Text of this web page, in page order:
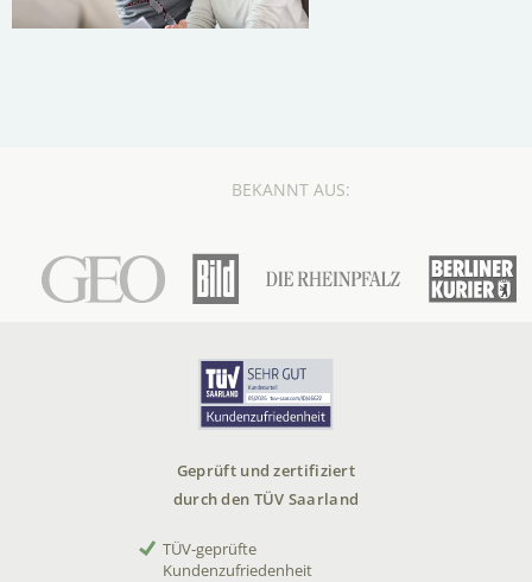
BEKANNT AUS:
Geprüft und zertifiziert
durch den TÜV Saarland
TÜV-geprüfte
Kundenzufriedenheit